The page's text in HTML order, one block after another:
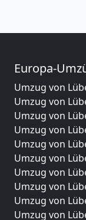
Europa-
Umzug von
Umzug von
Umzug von
Umzug von
Umzug von
Umzug von
Umzug von
Umzug von
Umzug von
Umzug von